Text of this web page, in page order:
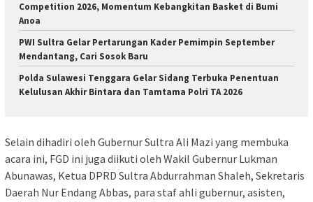
Competition 2026, Momentum Kebangkitan Basket di Bumi
Anoa
PWI Sultra Gelar Pertarungan Kader Pemimpin September
Mendantang, Cari Sosok Baru
Polda Sulawesi Tenggara Gelar Sidang Terbuka Penentuan
Kelulusan Akhir Bintara dan Tamtama Polri TA 2026
Selain dihadiri oleh Gubernur Sultra Ali Mazi yang membuka
acara ini, FGD ini juga diikuti oleh Wakil Gubernur Lukman
Abunawas, Ketua DPRD Sultra Abdurrahman Shaleh, Sekretaris
Daerah Nur Endang Abbas, para staf ahli gubernur, asisten,